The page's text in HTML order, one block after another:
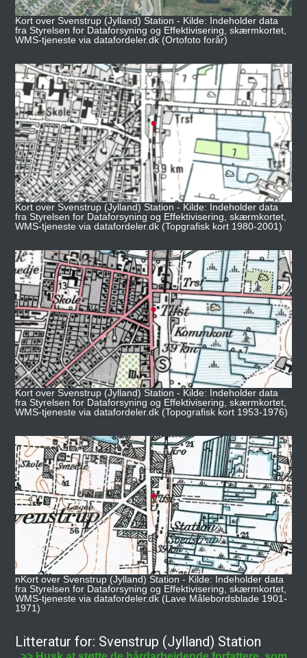
Kort over Svenstrup (Jylland) Station - Kilde: Indeholder data
fra Styrelsen for Dataforsyning og Effektivisering, skærmkortet,
WMS-tjeneste via datafordeler.dk (Ortofoto forår)
Kort over Svenstrup (Jylland) Station - Kilde: Indeholder data
fra Styrelsen for Dataforsyning og Effektivisering, skærmkortet,
WMS-tjeneste via datafordeler.dk (Topgrafisk kort 1980-2001)
Kort over Svenstrup (Jylland) Station - Kilde: Indeholder data
fra Styrelsen for Dataforsyning og Effektivisering, skærmkortet,
WMS-tjeneste via datafordeler.dk (Topografisk kort 1953-1976)
nKort over Svenstrup (Jylland) Station - Kilde: Indeholder data
fra Styrelsen for Dataforsyning og Effektivisering, skærmkortet,
WMS-tjeneste via datafordeler.dk (Lave Målebordsblade 1901-
1971)
Litteratur for: Svenstrup (Jylland) Station